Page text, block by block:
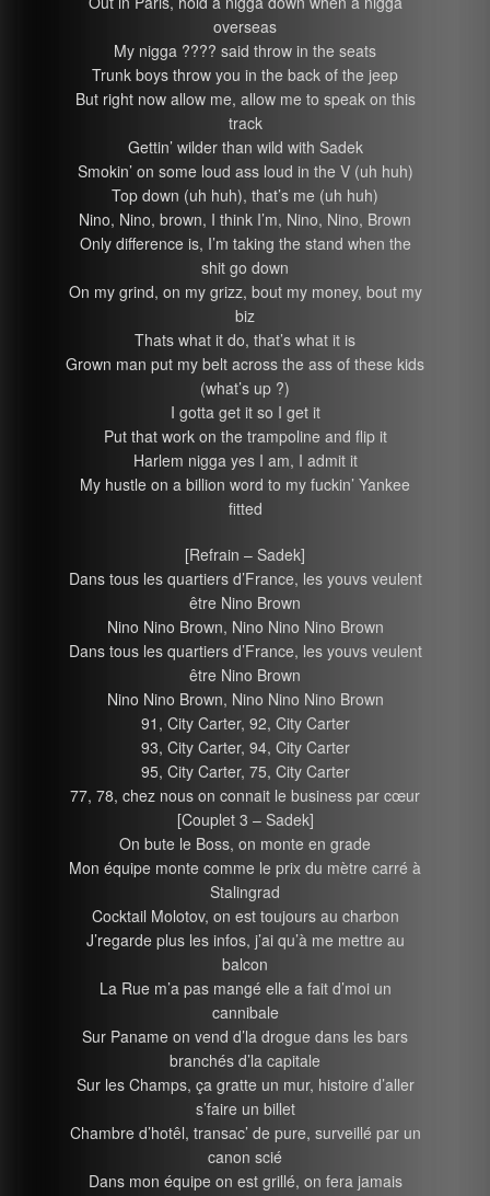
overseas
My nigga ???? said throw in the seats
Trunk boys throw you in the back of the jeep
But right now allow me, allow me to speak on this
track
Gettin’ wilder than wild with Sadek
Smokin’ on some loud ass loud in the V (uh huh)
Top down (uh huh), that’s me (uh huh)
Nino, Nino, brown, I think I’m, Nino, Nino, Brown
Only difference is, I’m taking the stand when the
shit go down
On my grind, on my grizz, bout my money, bout my
biz
Thats what it do, that’s what it is
Grown man put my belt across the ass of these kids
(what’s up ?)
I gotta get it so I get it
Put that work on the trampoline and flip it
Harlem nigga yes I am, I admit it
My hustle on a billion word to my fuckin’ Yankee
fitted
[Refrain – Sadek]
Dans tous les quartiers d’France, les youvs veulent
être Nino Brown
Nino Nino Brown, Nino Nino Nino Brown
Dans tous les quartiers d’France, les youvs veulent
être Nino Brown
Nino Nino Brown, Nino Nino Nino Brown
91, City Carter, 92, City Carter
93, City Carter, 94, City Carter
95, City Carter, 75, City Carter
77, 78, chez nous on connait le business par cœur
[Couplet 3 – Sadek]
On bute le Boss, on monte en grade
Mon équipe monte comme le prix du mètre carré à
Stalingrad
Cocktail Molotov, on est toujours au charbon
J’regarde plus les infos, j’ai qu’à me mettre au
balcon
La Rue m’a pas mangé elle a fait d’moi un
cannibale
Sur Paname on vend d’la drogue dans les bars
branchés d’la capitale
Sur les Champs, ça gratte un mur, histoire d’aller
s’faire un billet
Chambre d’hotêl, transac’ de pure, surveillé par un
canon scié
Dans mon équipe on est grillé, on fera jamais